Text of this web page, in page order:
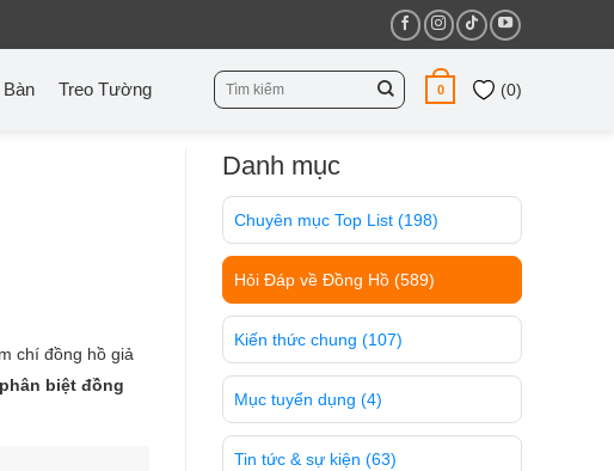
Treo Tường
Tìm
kiếm:
0 (0)
chí đồng hồ giả
biệt đồng
Danh mục
Chuyên mục Top List (198)
Hỏi Đáp về Đồng Hồ (589)
Kiến thức chung (107)
Mục tuyển dụng (4)
Tin tức & sự kiện (63)